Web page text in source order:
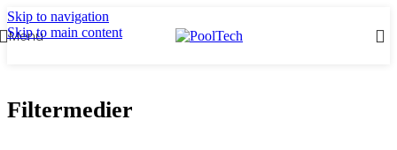
Skip to navigation
Skip to main content
Menu
Filtermedier